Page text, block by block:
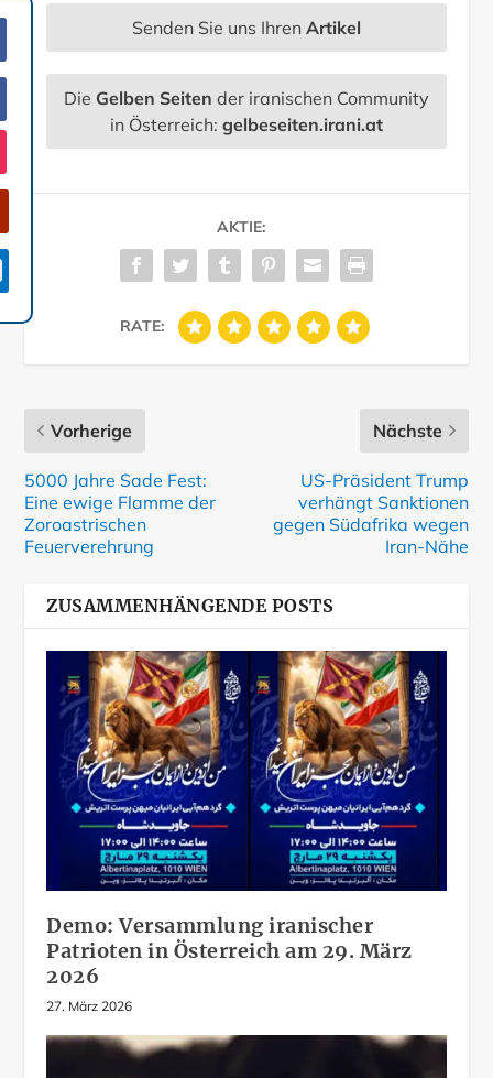
Senden Sie uns Ihren Artikel
Die Gelben Seiten der iranischen Community
in Österreich: gelbeseiten.irani.at
AKTIE:
RATE:
Vorherige
5000 Jahre Sade Fest:
Eine ewige Flamme der
Zoroastrischen
Feuerverehrung
Nächste
US-Präsident Trump
verhängt Sanktionen
gegen Südafrika wegen
Iran-Nähe
ZUSAMMENHÄNGENDE POSTS
Demo: Versammlung iranischer
Patrioten in Österreich am 29. März
2026
27. März 2026